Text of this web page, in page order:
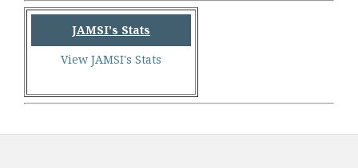
JAMSI's Stats
View JAMSI's Stats